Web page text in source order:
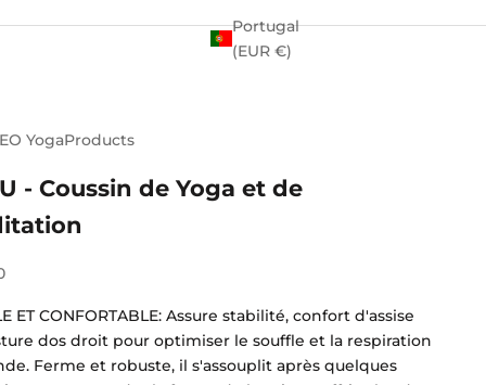
Portugal
(EUR €)
YogaProducts
- Coussin de Yoga et de
vente
ET CONFORTABLE: Assure stabilité, confort d'assise
dos droit pour optimiser le souffle et la respiration
Ferme et robuste, il s'assouplit après quelques